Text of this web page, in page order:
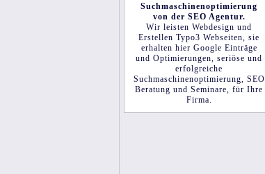
Suchmaschinenoptimierung
von der SEO Agentur.
Wir leisten Webdesign und
Erstellen Typo3 Webseiten , sie
erhalten hier Google Einträge
und Optimierungen, seriöse und
erfolgreiche
Suchmaschinenoptimierung
SEO
Beratung und Seminare , für Ihre
Firma